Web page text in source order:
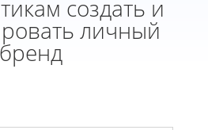
создать и
личный
бренд